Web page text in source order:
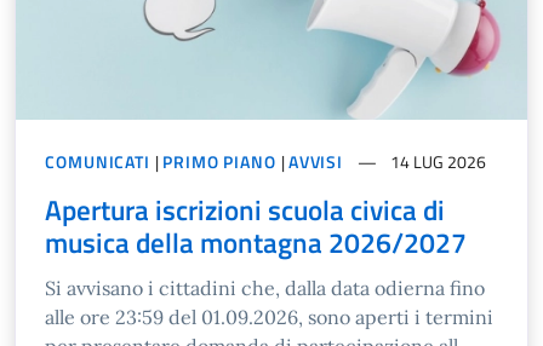
COMUNICATI |PRIMO PIANO |AVVISI 14 LUG 2026
Apertura iscrizioni scuola civica di
musica della montagna 2026/2027
Si avvisano i cittadini che, dalla data odierna fino
alle ore 23:59 del 01.09.2026, sono aperti i termini